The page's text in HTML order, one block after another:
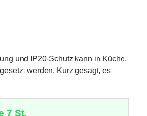
und IP20-Schutz kann in Küche,
werden. Kurz gesagt, es
7 St.